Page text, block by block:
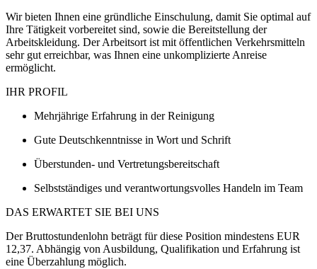
Wir bieten Ihnen eine gründliche Einschulung, damit Sie optimal auf
Ihre Tätigkeit vorbereitet sind, sowie die Bereitstellung der
Arbeitskleidung. Der Arbeitsort ist mit öffentlichen Verkehrsmitteln
sehr gut erreichbar, was Ihnen eine unkomplizierte Anreise
ermöglicht.
IHR PROFIL
Mehrjährige Erfahrung in der Reinigung
Gute Deutschkenntnisse in Wort und Schrift
Überstunden- und Vertretungsbereitschaft
Selbstständiges und verantwortungsvolles Handeln im Team
DAS ERWARTET SIE BEI UNS
Der Bruttostundenlohn beträgt für diese Position mindestens EUR
12,37. Abhängig von Ausbildung, Qualifikation und Erfahrung ist
eine Überzahlung möglich.